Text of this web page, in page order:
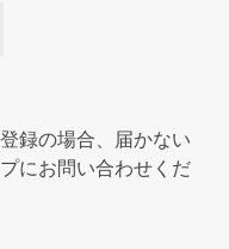
録の場合、届かない
にお問い合わせくだ